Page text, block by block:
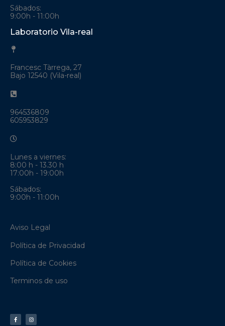
Sábados:
9:00h - 11:00h
Laboratorio Vila-real
Francesc Tàrrega, 27
Bajo 12540 (Vila-real)
964536809
605953829
Lunes a viernes:
8:00 h - 13.30 h
17:00h - 19:00h
Sábados:
9:00h - 11:00h
Aviso Legal
Política de Privacidad
Política de Cookies
Terminos de uso